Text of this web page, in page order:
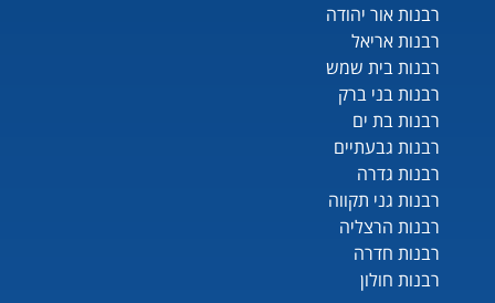
רבנות אור יהודה
רבנות אריאל
רבנות בית שמש
רבנות בני ברק
רבנות בת ים
רבנות גבעתיים
רבנות גדרה
רבנות גני תקווה
רבנות הרצליה
רבנות חדרה
רבנות חולון